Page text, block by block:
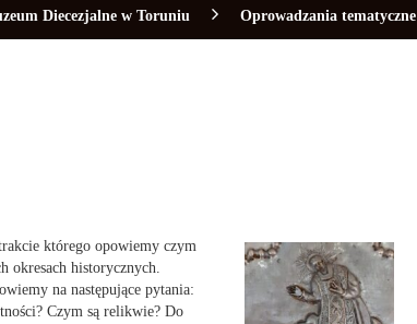
Diecezjalne w Toruniu Oprowadzania tematyczne
którego opowiemy czym
okresach historycznych.
na następujące pytania:
Czym są relikwie? Do